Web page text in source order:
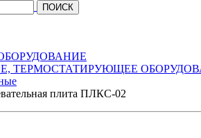
ТЕРМОСТАТИРУЮЩЕЕ
плита ПЛКС-02